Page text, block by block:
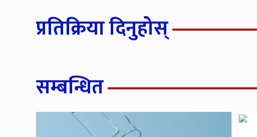
प्रतिक्रिया दिनुहोस्
सम्बन्धित